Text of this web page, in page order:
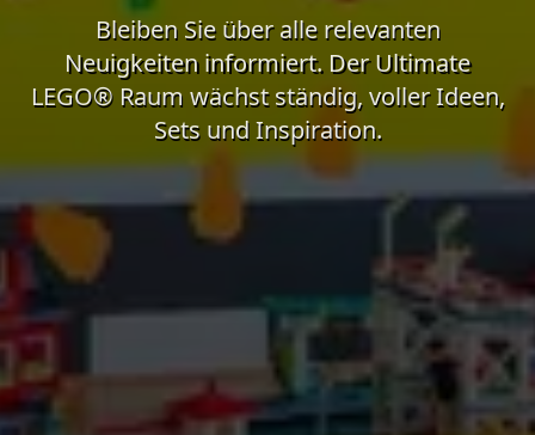
Bleiben Sie über alle relevanten
Neuigkeiten informiert. Der Ultimate
LEGO® Raum wächst ständig, voller Ideen,
Sets und Inspiration.